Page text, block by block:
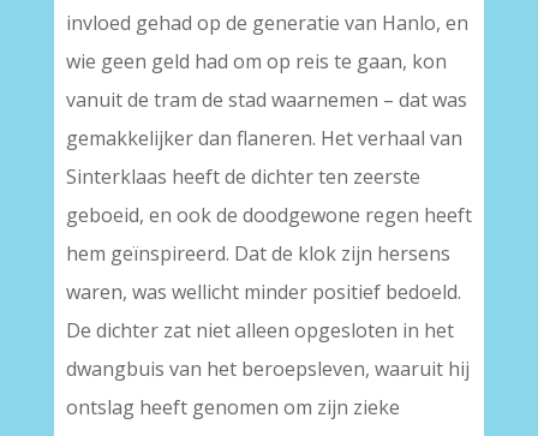
invloed gehad op de generatie van Hanlo, en
wie geen geld had om op reis te gaan, kon
vanuit de tram de stad waarnemen – dat was
gemakkelijker dan flaneren. Het verhaal van
Sinterklaas heeft de dichter ten zeerste
geboeid, en ook de doodgewone regen heeft
hem geïnspireerd. Dat de klok zijn hersens
waren, was wellicht minder positief bedoeld.
De dichter zat niet alleen opgesloten in het
dwangbuis van het beroepsleven, waaruit hij
ontslag heeft genomen om zijn zieke